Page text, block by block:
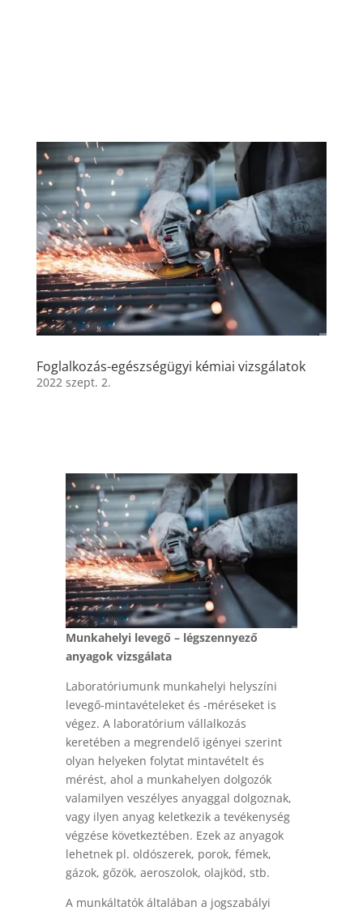
Foglalkozás-egészségügyi kémiai vizsgálatok
2022 szept. 2.
Munkahelyi levegő – légszennyező
anyagok vizsgálata
Laboratóriumunk munkahelyi helyszíni
levegő-mintavételeket és -méréseket is
végez. A laboratórium vállalkozás
keretében a megrendelő igényei szerint
olyan helyeken folytat mintavételt és
mérést, ahol a munkahelyen dolgozók
valamilyen veszélyes anyaggal dolgoznak,
vagy ilyen anyag keletkezik a tevékenység
végzése következtében. Ezek az anyagok
lehetnek pl. oldószerek, porok, fémek,
gázok, gőzök, aeroszolok, olajköd, stb.
A munkáltatók általában a jogszabályi